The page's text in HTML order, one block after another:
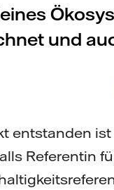
und
entstanden
Referentin